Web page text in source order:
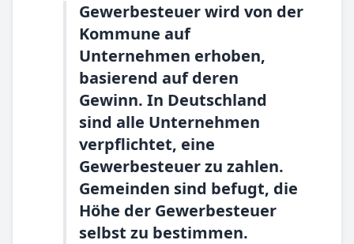
Gewerbesteuer wird von der
Kommune auf
Unternehmen erhoben,
basierend auf deren
Gewinn. In Deutschland
sind alle Unternehmen
verpflichtet, eine
Gewerbesteuer zu zahlen.
Gemeinden sind befugt, die
Höhe der Gewerbesteuer
selbst zu bestimmen.